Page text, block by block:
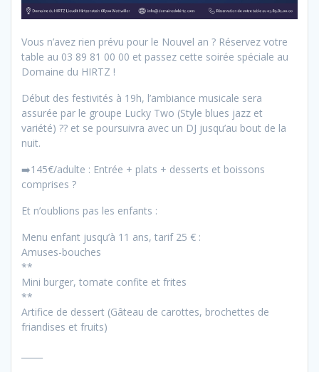
Vous n’avez rien prévu pour le Nouvel an ? Réservez votre
table au 03 89 81 00 00 et passez cette soirée spéciale au
Domaine du HIRTZ !
Début des festivités à 19h, l’ambiance musicale sera
assurée par le groupe Lucky Two (Style blues jazz et
variété) ?? et se poursuivra avec un DJ jusqu’au bout de la
nuit.
➡️145€/adulte : Entrée + plats + desserts et boissons
comprises ?
Et n’oublions pas les enfants :
Menu enfant jusqu’à 11 ans, tarif 25 € :
Amuses-bouches
**
Mini burger, tomate confite et frites
**
Artifice de dessert (Gâteau de carottes, brochettes de
friandises et fruits)